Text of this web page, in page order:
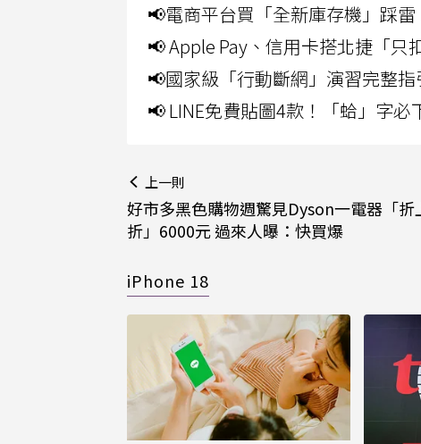
📢電商平台買「全新庫存機」踩
📢 Apple Pay、信用卡搭北捷「
📢國家級「行動斷網」演習完整
📢 LINE免費貼圖4款！「蛤」字
上一則
好市多黑色購物週驚見Dyson一電器「折
折」6000元 過來人曝：快買爆
iPhone 18